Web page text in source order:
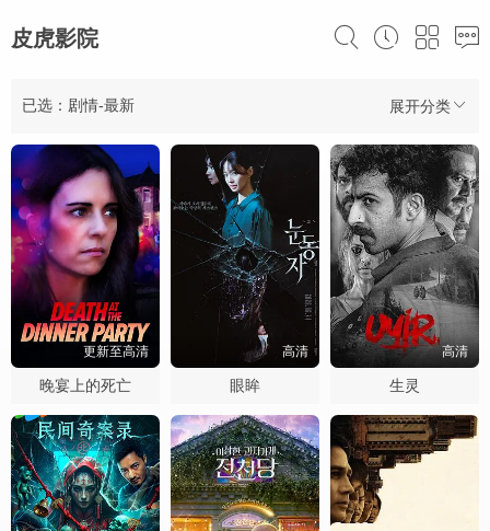
皮虎影院
展开分类
已选：剧情-最新
更新至高清
晚宴上的死亡
高清
眼眸
高清
生灵